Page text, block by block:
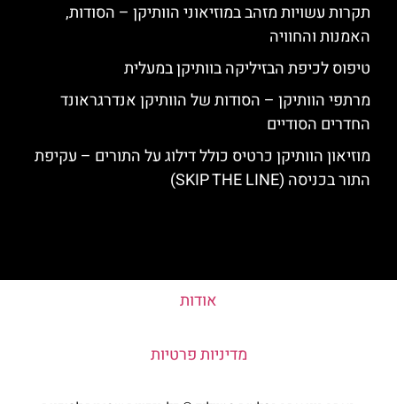
תקרות עשויות מזהב במוזיאוני הוותיקן – הסודות,
האמנות והחוויה
טיפוס לכיפת הבזיליקה בוותיקן במעלית
מרתפי הוותיקן – הסודות של הוותיקן אנדרגראונד
החדרים הסודיים
מוזיאון הוותיקן כרטיס כולל דילוג על התורים – עקיפת
התור בכניסה (SKIP THE LINE)
אודות
מדיניות פרטיות